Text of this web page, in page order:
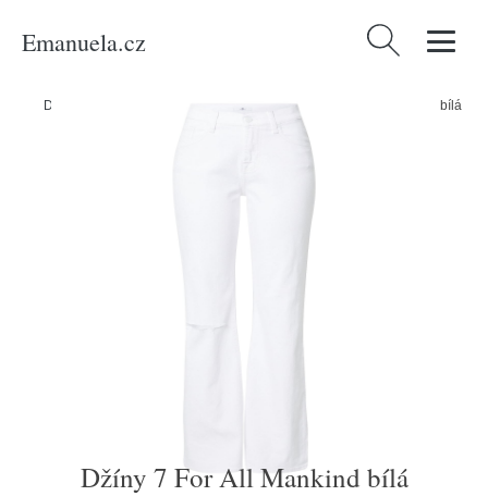
Emanuela.cz Vyhledávání
Domů Oblečení/ Džíny/Džíny 7 For All Mankind bílá
Džíny 7 For All Mankind bílá